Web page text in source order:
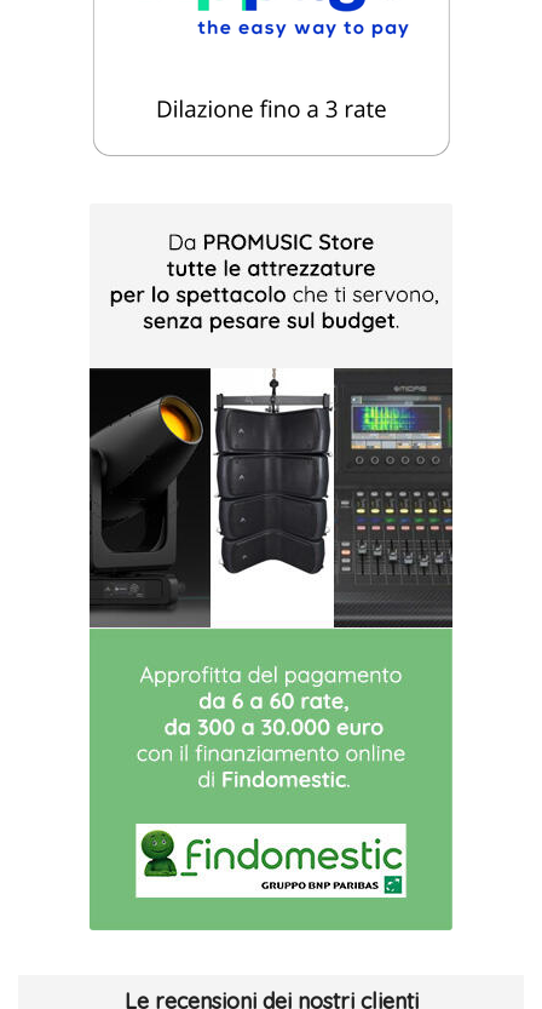
Le recensioni dei nostri clienti